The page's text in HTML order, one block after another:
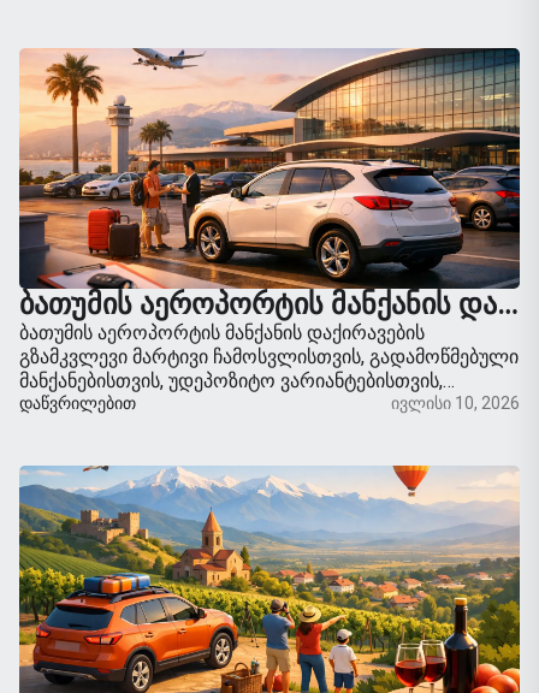
ᲑᲐᲗᲣᲛᲘᲡ ᲐᲔᲠᲝᲞᲝᲠᲢᲘᲡ ᲛᲐᲜᲥᲐᲜᲘᲡ ᲓᲐᲥᲘᲠᲐᲕᲔᲑᲘᲡ ᲒᲖᲐᲛᲙᲕᲚᲔᲕᲘ
ბათუმის აეროპორტის მანქანის დაქირავების
გზამკვლევი მარტივი ჩამოსვლისთვის, გადამოწმებული
მანქანებისთვის, უდეპოზიტო ვარიანტებისთვის,
მიწოდებისთვის, დაზღვევის საფუძვლებისთვის და
ᲓᲐᲬᲕᲠᲘᲚᲔᲑᲘᲗ ივლისი 10, 2026